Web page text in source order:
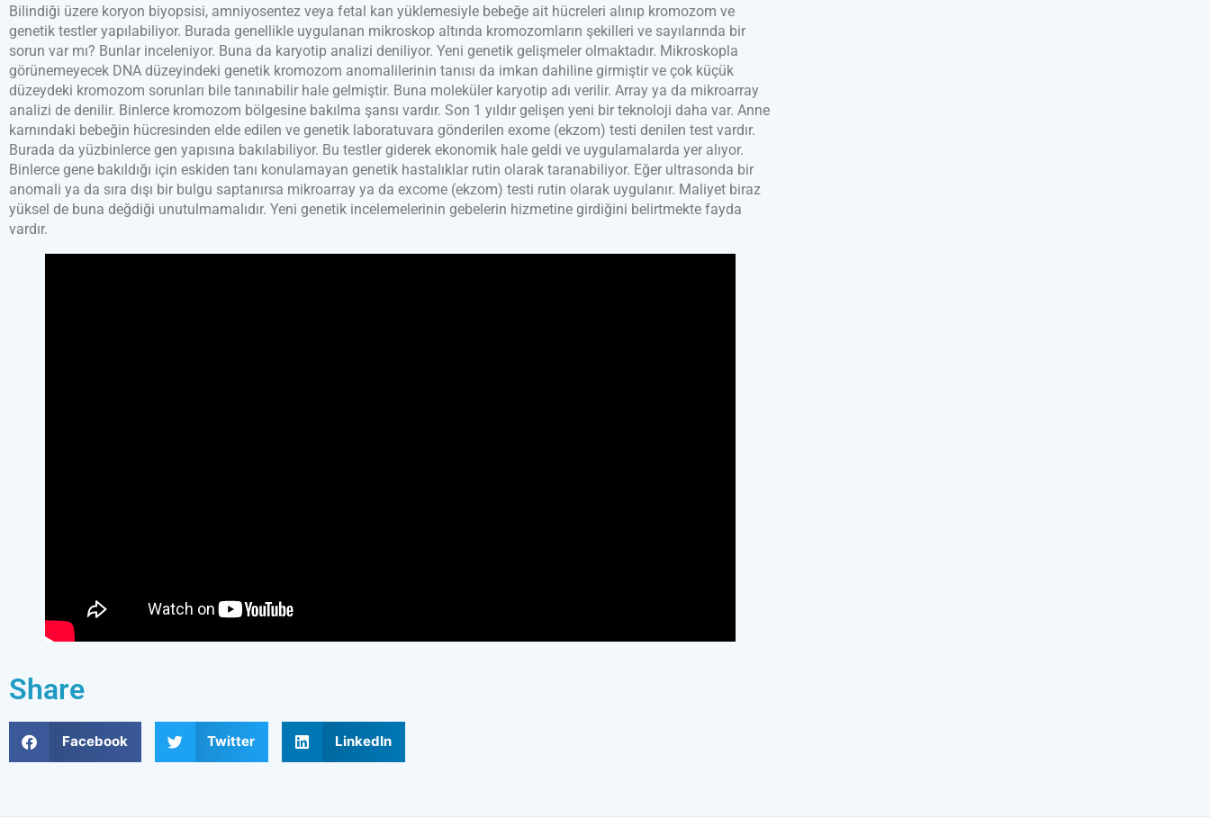
Bilindiği üzere koryon biyopsisi, amniyosentez veya fetal kan yüklemesiyle bebeğe ait hücreleri alınıp kromozom ve
genetik testler yapılabiliyor. Burada genellikle uygulanan mikroskop altında kromozomların şekilleri ve sayılarında bir
sorun var mı? Bunlar inceleniyor. Buna da karyotip analizi deniliyor. Yeni genetik gelişmeler olmaktadır. Mikroskopla
görünemeyecek DNA düzeyindeki genetik kromozom anomalilerinin tanısı da imkan dahiline girmiştir ve çok küçük
düzeydeki kromozom sorunları bile tanınabilir hale gelmiştir. Buna moleküler karyotip adı verilir. Array ya da mikroarray
analizi de denilir. Binlerce kromozom bölgesine bakılma şansı vardır. Son 1 yıldır gelişen yeni bir teknoloji daha var. Anne
karnındaki bebeğin hücresinden elde edilen ve genetik laboratuvara gönderilen exome (ekzom) testi denilen test vardır.
Burada da yüzbinlerce gen yapısına bakılabiliyor. Bu testler giderek ekonomik hale geldi ve uygulamalarda yer alıyor.
Binlerce gene bakıldığı için eskiden tanı konulamayan genetik hastalıklar rutin olarak taranabiliyor. Eğer ultrasonda bir
anomali ya da sıra dışı bir bulgu saptanırsa mikroarray ya da excome (ekzom) testi rutin olarak uygulanır. Maliyet biraz
yüksel de buna değdiği unutulmamalıdır. Yeni genetik incelemelerinin gebelerin hizmetine girdiğini belirtmekte fayda
vardır.
Share
Facebook Twitter LinkedIn